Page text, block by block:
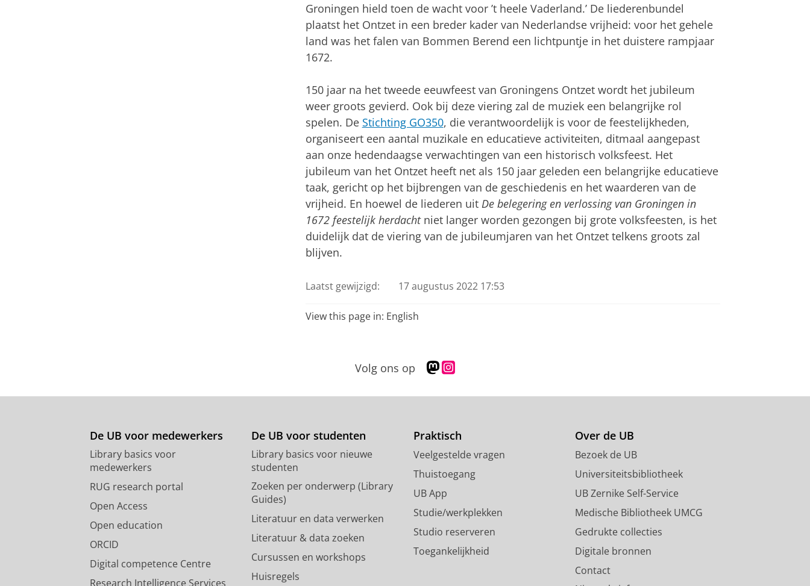
Groningen hield toen de wacht voor ’t heele Vaderland.’ De liederenbundel
plaatst het Ontzet in een breder kader van Nederlandse vrijheid: voor het gehele
land was het falen van Bommen Berend een lichtpuntje in het duistere rampjaar
1672.
150 jaar na het tweede eeuwfeest van Groningens Ontzet wordt het jubileum
weer groots gevierd. Ook bij deze viering zal de muziek een belangrijke rol
spelen. De Stichting GO350, die verantwoordelijk is voor de feestelijkheden,
organiseert een aantal muzikale en educatieve activiteiten, ditmaal aangepast
aan onze hedendaagse verwachtingen van een historisch volksfeest. Het
jubileum van het Ontzet heeft net als 150 jaar geleden een belangrijke educatieve
taak, gericht op het bijbrengen van de geschiedenis en het waarderen van de
vrijheid. En hoewel de liederen uit De belegering en verlossing van Groningen in
1672 feestelijk herdachtniet langer worden gezongen bij grote volksfeesten, is het
duidelijk dat de viering van de jubileumjaren van het Ontzet telkens groots zal
blijven.
Laatst gewijzigd: 17 augustus 2022 17:53
View this page in: English
Volg ons op
M
s
d
n
p
o
f
i
e
l
s
g
r
a
m
c
c
o
u
De UB voor medewerkers
Library basics voor
medewerkers
RUG research portal
Open Access
Open education
ORCID
Digital competence Centre
Research Intelligence Services
De UB voor studenten
Library basics voor nieuwe
studenten
Zoeken per onderwerp (Library
Guides)
Literatuur en data verwerken
Literatuur & data zoeken
Cursussen en workshops
Huisregels
Praktisch
Veelgestelde vragen
Thuistoegang
UB App
Studie/werkplekken
Studio reserveren
Toegankelijkheid
Over de UB
Bezoek de UB
Universiteitsbibliotheek
UB Zernike Self-Service
Medische Bibliotheek UMCG
Gedrukte collecties
Digitale bronnen
Contact